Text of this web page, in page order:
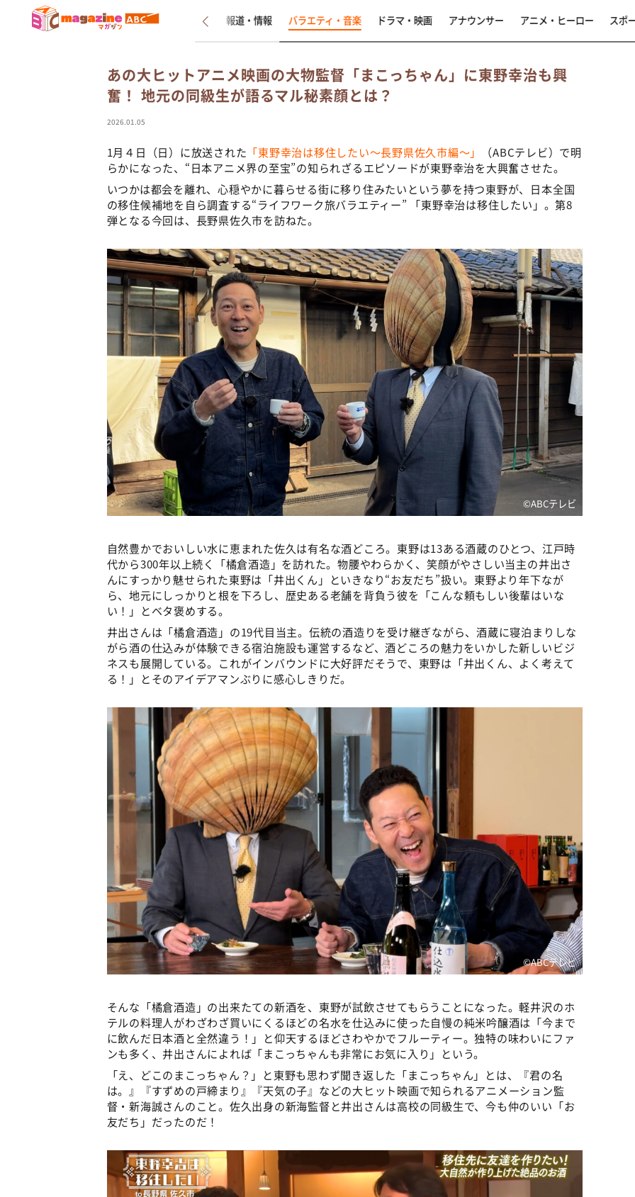
新着 インタビュー 報道・情報 バラエティ・音楽 ドラマ・映画 アナウンサー アニメ・ヒーロー スポ
あの大ヒットアニメ映画の大物監督「まこっちゃん」に東野幸治も興
奮！ 地元の同級生が語るマル秘素顔とは？
2026.01.05
1月４日（日）に放送された 「東野幸治は移住したい〜長野県佐久市編〜」
（ABCテレビ）で明
らかになった、“日本アニメ界の至宝”の知られざるエピソードが東野幸治を大興奮させた。
いつかは都会を離れ、心穏やかに暮らせる街に移り住みたいという夢を持つ東野が、日本全国
の移住候補地を自ら調査する“ライフワーク旅バラエティー” 「東野幸治は移住したい」。第8
弾となる今回は、長野県佐久市を訪ねた。
©ABCテレビ
自然豊かでおいしい水に恵まれた佐久は有名な酒どころ。東野は13ある酒蔵のひとつ、江戸時
代から300年以上続く「橘倉酒造」を訪れた。物腰やわらかく、笑顔がやさしい当主の井出さ
んにすっかり魅せられた東野は「井出くん」といきなり“お友だち”扱い。東野より年下なが
ら、地元にしっかりと根を下ろし、歴史ある老舗を背負う彼を「こんな頼もしい後輩はいな
い！」とベタ褒めする。
井出さんは「橘倉酒造」の19代目当主。伝統の酒造りを受け継ぎながら、酒蔵に寝泊まりしな
がら酒の仕込みが体験できる宿泊施設も運営するなど、酒どころの魅力をいかした新しいビジ
ネスも展開している。これがインバウンドに大好評だそうで、東野は「井出くん、よく考えて
る！」とそのアイデアマンぶりに感心しきりだ。
©ABCテレビ
そんな「橘倉酒造」の出来たての新酒を、東野が試飲させてもらうことになった。軽井沢のホ
テルの料理人がわざわざ買いにくるほどの名水を仕込みに使った自慢の純米吟醸酒は「今まで
に飲んだ日本酒と全然違う！」と仰天するほどさわやかでフルーティー。独特の味わいにファ
ンも多く、井出さんによれば「まこっちゃんも非常にお気に入り」という。
「え、どこのまこっちゃん？」と東野も思わず聞き返した「まこっちゃん」とは、『君の名
は。』『すずめの戸締まり』『天気の子』などの大ヒット映画で知られるアニメーション監
督・新海誠さんのこと。佐久出身の新海監督と井出さんは高校の同級生で、今も仲のいい「お
友だち」だったのだ！